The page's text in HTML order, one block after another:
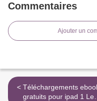
Commentaires
Ajouter un
< Téléchargements ebook
gratuits pour ipad 1 Le